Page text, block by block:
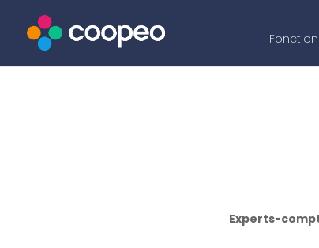
Experts-